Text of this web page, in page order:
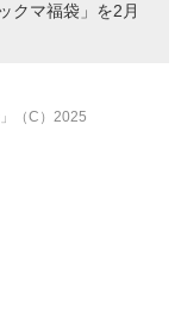
クマ福袋」を2月
（C）2025